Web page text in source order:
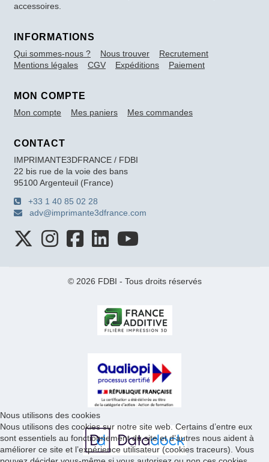
accessoires.
INFORMATIONS
Qui sommes-nous ? Nous trouver
Recrutement
Mentions légales
CGV Expéditions Paiement
MON COMPTE
Mon compte Mes paniers Mes commandes
CONTACT
IMPRIMANTE3DFRANCE / FDBI
22 bis rue de la voie des bans
95100 Argenteuil (France)
+33 1 40 85 02 28
adv@imprimante3dfrance.com
© 2026 FDBI - Tous droits réservés
Nous utilisons des cookies
Nous utilisons des cookies sur notre site web. Certains d’entre eux
sont essentiels au fonctionnement du site et d’autres nous aident à
améliorer ce site et l’expérience utilisateur (cookies traceurs). Vous